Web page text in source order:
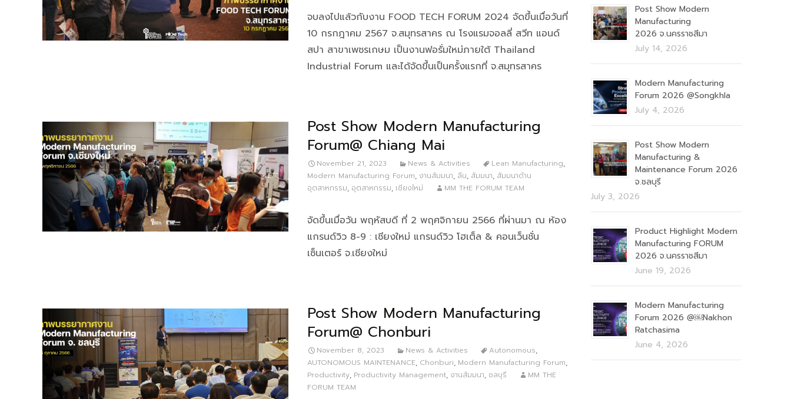
จบลงไปแล้วกับงาน FOOD TECH FORUM 2024 จัดขึ้นเมื่อวันที่
10 กรกฎาคม 2567 จ.สมุทรสาคร ณ โรงแรมจอลลี่ สวีท แอนด์
สปา สาขาเพชรเกษม เป็นงานฟอรั่มใหม่ภายใต้ Thailand
Industrial Forum และได้จัดขึ้นเป็นครั้งแรกที่ จ.สมุทรสาคร
Post Show Modern Manufacturing
Forum@ Chiang Mai
November 21, 2023 News & Activities Lean Manufacturing,
Modern Manufacturing Forum, งานสัมมนา, ลีน, สัมมนา, สัมมนาด้าน
อุตสาหกรรม, อุตสาหกรรม, เชียงใหม่ MM THE FORUM TEAM
จัดขึ้นเมื่อวัน พฤหัสบดี ที่ 2 พฤศจิกายน 2566 ที่ผ่านมา ณ ห้อง
แกรนด์วิว 8-9 : เชียงใหม่ แกรนด์วิว โฮเต็ล & คอนเว็นชั่น
เซ็นเตอร์ จ.เชียงใหม่
Post Show Modern Manufacturing
Forum@ Chonburi
November 8, 2023 News & Activities Autonomous,
AUTONOMOUS MAINTENANCE, Chonburi, Modern Manufacturing Forum,
Productivity, Productivity Management, งานสัมมนา, ชลบุรี
MM THE
FORUM TEAM
Post Show Modern
Manufacturing
2026 จ.นครราชสีมา
July 14, 2026
Modern Manufacturing
Forum 2026 @Songkhla
July 4, 2026
Post Show Modern
Manufacturing &
Maintenance Forum 2026
จ.ชลบุรี
July 3, 2026
Product Highlight Modern
Manufacturing FORUM
2026 จ.นครราชสีมา
June 19, 2026
Modern Manufacturing
Forum 2026 @￼Nakhon
Ratchasima
June 4, 2026